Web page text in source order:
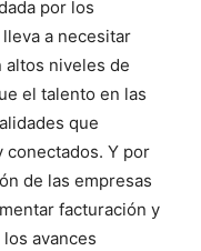
por los
a necesitar
altos niveles de
el talento en las
que
conectados. Y por
de las empresas
facturación y
avances